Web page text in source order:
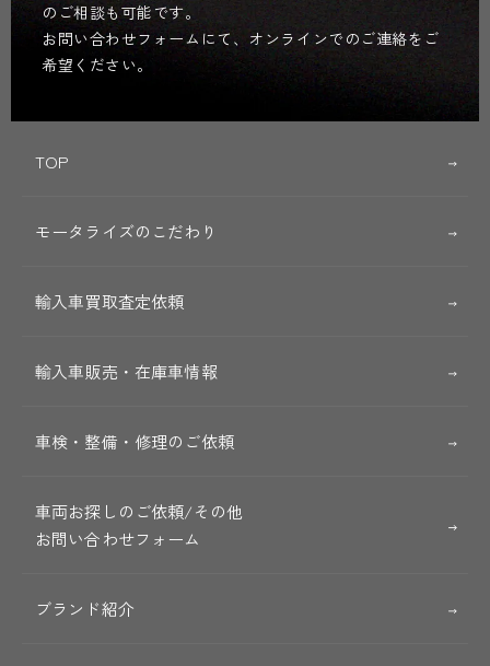
のご相談も可能です。
お問い合わせフォームにて、オンラインでのご連絡をご
希望ください。
TOP
モータライズのこだわり
輸入車買取査定依頼
輸入車販売・在庫車情報
車検・整備・修理のご依頼
車両お探しのご依頼/その他
お問い合わせフォーム
ブランド紹介